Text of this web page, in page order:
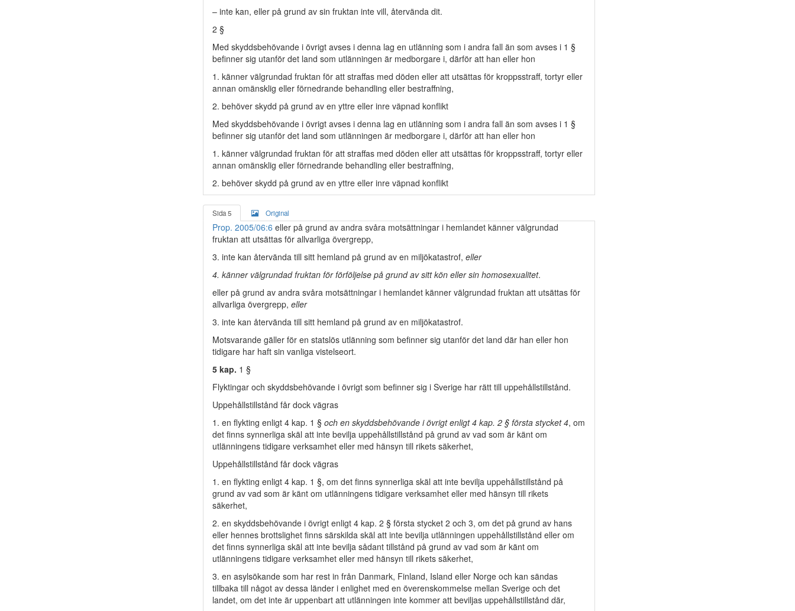
– inte kan, eller på grund av sin fruktan inte vill, återvända dit.
2 §
Med skyddsbehövande i övrigt avses i denna lag en utlänning som i andra fall än som avses i 1 §
befinner sig utanför det land som utlänningen är medborgare i, därför att han eller hon
1. känner välgrundad fruktan för att straffas med döden eller att utsättas för kroppsstraff, tortyr eller
annan omänsklig eller förnedrande behandling eller bestraffning,
2. behöver skydd på grund av en yttre eller inre väpnad konflikt
Med skyddsbehövande i övrigt avses i denna lag en utlänning som i andra fall än som avses i 1 §
befinner sig utanför det land som utlänningen är medborgare i, därför att han eller hon
1. känner välgrundad fruktan för att straffas med döden eller att utsättas för kroppsstraff, tortyr eller
annan omänsklig eller förnedrande behandling eller bestraffning,
2. behöver skydd på grund av en yttre eller inre väpnad konflikt
Sida 5 Original
Prop. 2005/06:6 eller på grund av andra svåra motsättningar i hemlandet känner välgrundad
fruktan att utsättas för allvarliga övergrepp,
3. inte kan återvända till sitt hemland på grund av en miljökatastrof, eller
4. känner välgrundad fruktan för förföljelse på grund av sitt kön eller sin homosexualitet.
eller på grund av andra svåra motsättningar i hemlandet känner välgrundad fruktan att utsättas för
allvarliga övergrepp, eller
3. inte kan återvända till sitt hemland på grund av en miljökatastrof.
Motsvarande gäller för en statslös utlänning som befinner sig utanför det land där han eller hon
tidigare har haft sin vanliga vistelseort.
5 kap. 1 §
Flyktingar och skyddsbehövande i övrigt som befinner sig i Sverige har rätt till uppehållstillstånd.
Uppehållstillstånd får dock vägras
1. en flykting enligt 4 kap. 1 § och en skyddsbehövande i övrigt enligt 4 kap. 2 § första stycket 4, om
det finns synnerliga skäl att inte bevilja uppehållstillstånd på grund av vad som är känt om
utlänningens tidigare verksamhet eller med hänsyn till rikets säkerhet,
Uppehållstillstånd får dock vägras
1. en flykting enligt 4 kap. 1 §, om det finns synnerliga skäl att inte bevilja uppehållstillstånd på
grund av vad som är känt om utlänningens tidigare verksamhet eller med hänsyn till rikets
säkerhet,
2. en skyddsbehövande i övrigt enligt 4 kap. 2 § första stycket 2 och 3, om det på grund av hans
eller hennes brottslighet finns särskilda skäl att inte bevilja utlänningen uppehållstillstånd eller om
det finns synnerliga skäl att inte bevilja sådant tillstånd på grund av vad som är känt om
utlänningens tidigare verksamhet eller med hänsyn till rikets säkerhet,
3. en asylsökande som har rest in från Danmark, Finland, Island eller Norge och kan sändas
tillbaka till något av dessa länder i enlighet med en överenskommelse mellan Sverige och det
landet, om det inte är uppenbart att utlänningen inte kommer att beviljas uppehållstillstånd där,